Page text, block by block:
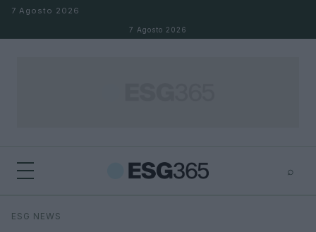
Salta al contenuto
7 Agosto 2026
7 Agosto 2026
⌕
Cerca
ESG NEWS